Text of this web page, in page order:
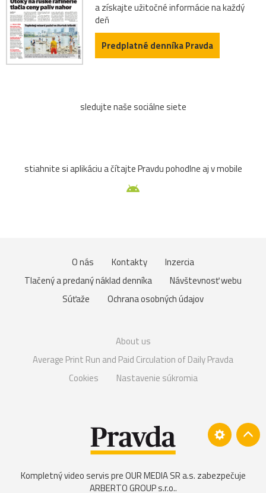
a získajte užitočné informácie na každý
deň
Predplatné denníka Pravda
sledujte naše sociálne siete
stiahnite si aplikáciu a čítajte Pravdu pohodlne aj v mobile
O nás Kontakty
Inzercia
Tlačený a predaný náklad denníka
Návštevnosť webu
Súťaže
Ochrana osobných údajov
About us
Average Print Run and Paid Circulation of Daily Pravda
Cookies
Nastavenie súkromia
Kompletný video servis pre OUR MEDIA SR a.s. zabezpečuje
ARBERTO GROUP s.r.o..